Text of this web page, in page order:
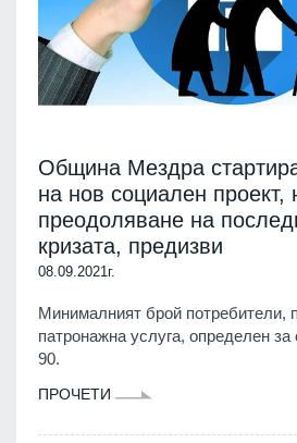
Община Мездра
на нов социален проект,
преодоляване на
кризата, предизви
08.09.2021г.
Минималният брой потребители,
патронажна услуга, определен
90.
ПРОЧЕТИ